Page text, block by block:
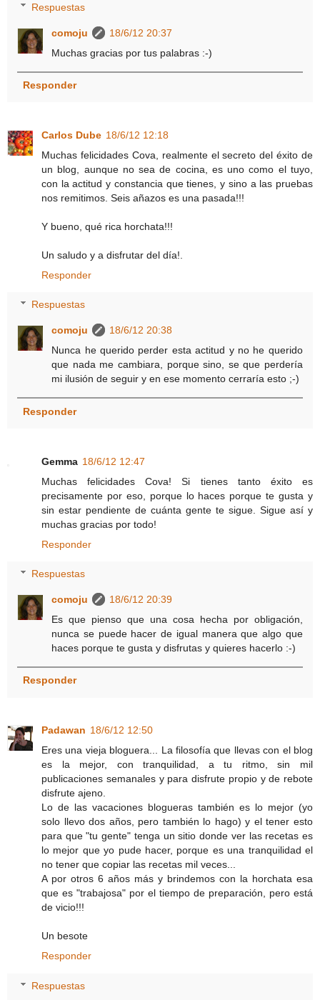
Respuestas
comoju
18/6/12 20:37
Muchas gracias por tus palabras :-)
Responder
Carlos Dube 18/6/12 12:18
Muchas felicidades Cova, realmente el secreto del éxito de
un blog, aunque no sea de cocina, es uno como el tuyo,
con la actitud y constancia que tienes, y sino a las pruebas
nos remitimos. Seis añazos es una pasada!!!
Y bueno, qué rica horchata!!!
Un saludo y a disfrutar del día!.
Responder
Respuestas
comoju
18/6/12 20:38
Nunca he querido perder esta actitud y no he querido
que nada me cambiara, porque sino, se que perdería
mi ilusión de seguir y en ese momento cerraría esto ;-)
Responder
Gemma 18/6/12 12:47
Muchas felicidades Cova! Si tienes tanto éxito es
precisamente por eso, porque lo haces porque te gusta y
sin estar pendiente de cuánta gente te sigue. Sigue así y
muchas gracias por todo!
Responder
Respuestas
comoju
18/6/12 20:39
Es que pienso que una cosa hecha por obligación,
nunca se puede hacer de igual manera que algo que
haces porque te gusta y disfrutas y quieres hacerlo :-)
Responder
Padawan 18/6/12 12:50
Eres una vieja bloguera... La filosofía que llevas con el blog
es la mejor, con tranquilidad, a tu ritmo, sin mil
publicaciones semanales y para disfrute propio y de rebote
disfrute ajeno.
Lo de las vacaciones blogueras también es lo mejor (yo
solo llevo dos años, pero también lo hago) y el tener esto
para que "tu gente" tenga un sitio donde ver las recetas es
lo mejor que yo pude hacer, porque es una tranquilidad el
no tener que copiar las recetas mil veces...
A por otros 6 años más y brindemos con la horchata esa
que es "trabajosa" por el tiempo de preparación, pero está
de vicio!!!
Un besote
Responder
Respuestas